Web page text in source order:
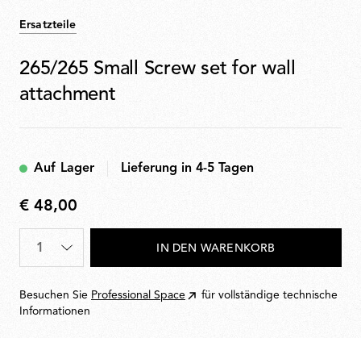
Ersatzteile
265/265 Small Screw set for wall
attachment
Auf Lager Lieferung in 4-5 Tagen
€
48,00
€ 48,00
Menge
IN DEN WARENKORB
Besuchen Sie Professional Space
für vollständige technische
Informationen